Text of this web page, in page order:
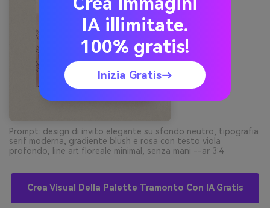
Prompt: design di invito elegante su sfondo neutro, tipografia
serif moderna, gradiente blush e rosa con testo viola
profondo, line art floreale minimal, senza mani --ar 3:4
Crea Visual Della Palette Tramonto Con IA Gratis
IA illimitate.
100% gratis!
Inizia Gratis→